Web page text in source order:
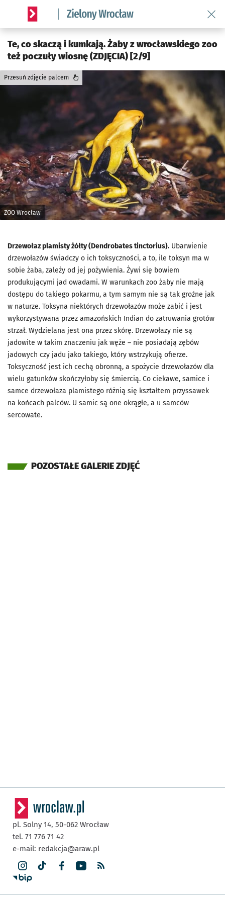
Serwis informacyjny wroclaw.pl podserwis: Środowisko we
Te, co skaczą i kumkają. Żaby z wrocławskiego zoo
też poczuły wiosnę (ZDJĘCIA) [2/9]
ZOO Wrocław
Przesuń zdjęcie palcem
Drzewołaz plamisty żółty (Dendrobates tinctorius). Ubarwienie
drzewołazów świadczy o ich toksyczności, a to, ile toksyn ma w
sobie żaba, zależy od jej pożywienia. Żywi się bowiem
produkującymi jad owadami. W warunkach zoo żaby nie mają
dostępu do takiego pokarmu, a tym samym nie są tak groźne jak
w naturze. Toksyna niektórych drzewołazów może zabić i jest
wykorzystywana przez amazońskich Indian do zatruwania grotów
strzał. Wydzielana jest ona przez skórę. Drzewołazy nie są
jadowite w takim znaczeniu jak węże – nie posiadają zębów
jadowych czy jadu jako takiego, który wstrzykują ofierze.
Toksyczność jest ich cechą obronną, a spożycie drzewołazów dla
wielu gatunków skończyłoby się śmiercią. Co ciekawe, samice i
samce drzewołaza plamistego różnią się kształtem przyssawek
na końcach palców. U samic są one okrągłe, a u samców
sercowate.
POZOSTAŁE GALERIE ZDJĘĆ
pl. Solny 14, 50-062 Wrocław
tel. 71 776 71 42
e-mail: redakcja@araw.pl